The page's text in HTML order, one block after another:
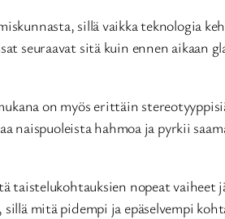
sillä vaikka teknologia
seuraavat sitä kuin ennen
on myös erittäin
naispuoleista hahmoa ja pyrkii
nopeat vaiheet
mitä pidempi ja epäselvempi